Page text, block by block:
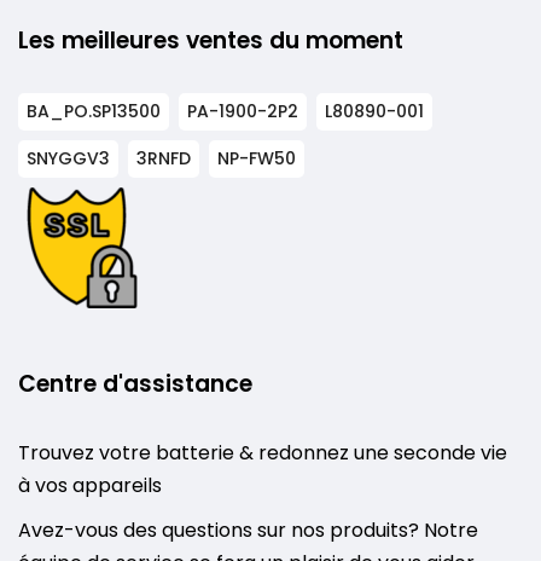
Les meilleures ventes du moment
BA_PO.SP13500 PA-1900-2P2
L80890-001
SNYGGV3
3RNFD NP-FW50
Centre d'assistance
Trouvez votre batterie & redonnez une seconde vie
à vos appareils
Avez-vous des questions sur nos produits? Notre